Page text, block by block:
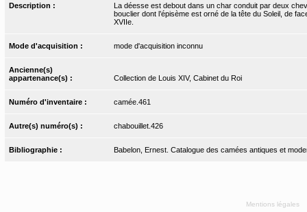
Description :
La déesse est debout dans un char conduit par deux
bouclier dont l’épisème est orné de la tête du Soleil, de
XVIIe.
Mode d'acquisition : mode d'acquisition inconnu
Ancienne(s)
appartenance(s) :
Collection de Louis XIV, Cabinet du Roi
Numéro d'inventaire : camée.461
Autre(s) numéro(s) : chabouillet.426
Bibliographie : Babelon, Ernest. Catalogue des camées antiques et
Mentions légales